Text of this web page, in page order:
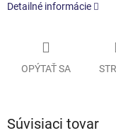
Detailné informácie
OPÝTAŤ SA
Súvisiaci tovar